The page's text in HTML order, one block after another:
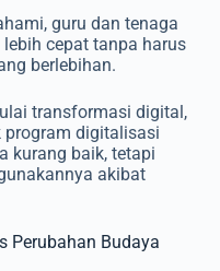
guru dan tenaga
cepat tanpa harus
berlebihan.
transformasi digital,
digitalisasi
kurang baik, tetapi
akibat
Perubahan Budaya